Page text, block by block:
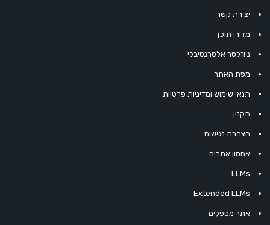
יצירת קשר
מדורי תוכן
ניוזלטר אלטרנטיבלי
מפת האתר
תנאי שימוש ומדיניות פרטיות
תקנון
הצהרת נגישות
אחסון אתרים
LLMs
Extended LLMs
אתר מטפלים